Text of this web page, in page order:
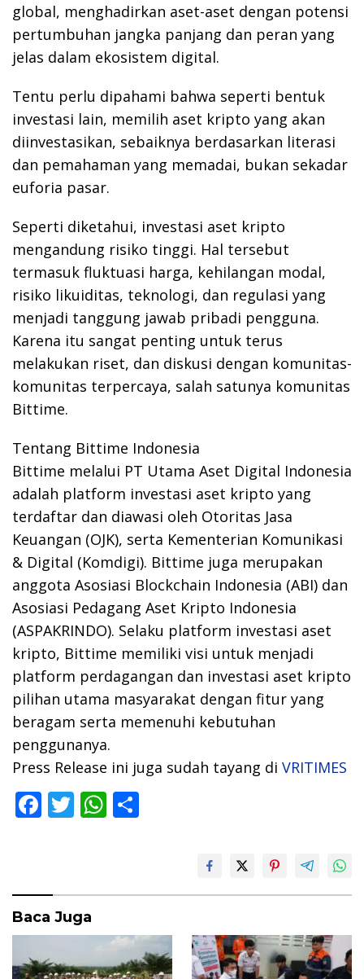
global, menghadirkan aset-aset dengan potensi
pertumbuhan jangka panjang dan peran yang
jelas dalam ekosistem digital.
Tentu perlu dipahami bahwa seperti bentuk
investasi lain, memilih aset kripto yang akan
diinvestasikan, sebaiknya berdasarkan literasi
dan pemahaman yang memadai, bukan sekadar
euforia pasar.
Seperti diketahui, investasi aset kripto
mengandung risiko tinggi. Hal tersebut
termasuk fluktuasi harga, kehilangan modal,
risiko likuiditas, teknologi, dan regulasi yang
menjadi tanggung jawab pribadi pengguna.
Karena itu sangat penting untuk terus
melakukan riset, dan diskusi dengan komunitas-
komunitas terpercaya, salah satunya komunitas
Bittime.
Tentang Bittime Indonesia
Bittime melalui PT Utama Aset Digital Indonesia
adalah platform investasi aset kripto yang
terdaftar dan diawasi oleh Otoritas Jasa
Keuangan (OJK), serta Kementerian Komunikasi
& Digital (Komdigi). Bittime juga merupakan
anggota Asosiasi Blockchain Indonesia (ABI) dan
Asosiasi Pedagang Aset Kripto Indonesia
(ASPAKRINDO). Selaku platform investasi aset
kripto, Bittime memiliki visi untuk menjadi
platform perdagangan dan investasi aset kripto
pilihan utama masyarakat dengan fitur yang
beragam serta memenuhi kebutuhan
penggunanya.
Press Release ini juga sudah tayang di VRITIMES
F
o
o
k
T W
p
p
Baca Juga